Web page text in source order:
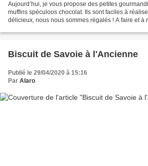
Aujourd’hui, je vous propose des petites
muffins spéculoos chocolat. Ils sont faciles à
délicieux, nous nous sommes régalés ! A faire et à
Biscuit de Savoie à l'Ancienne
Publié le 29/04/2020 à 15:16
Par Alaro